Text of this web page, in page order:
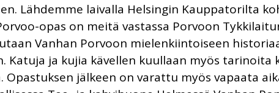
Lähdemme laivalla Helsingin Kauppatorilta
opas on meitä vastassa Porvoon
Vanhan Porvoon mielenkiintoiseen
Katuja ja kujia kävellen kuullaan myös tarinoita
jälkeen on varattu myös vapaata